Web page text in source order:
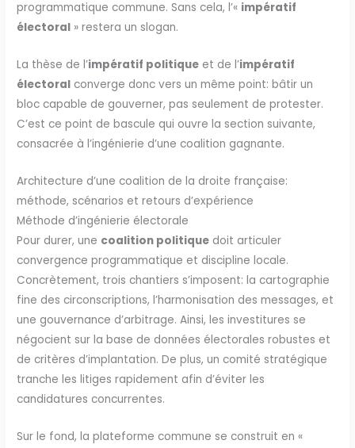
programmatique commune. Sans cela, l’« impératif
électoral » restera un slogan.
La thèse de l’impératif politique et de l’impératif
électoral converge donc vers un même point: bâtir un
bloc capable de gouverner, pas seulement de protester.
C’est ce point de bascule qui ouvre la section suivante,
consacrée à l’ingénierie d’une coalition gagnante.
Architecture d’une coalition de la droite française:
méthode, scénarios et retours d’expérience
Méthode d’ingénierie électorale
Pour durer, une coalition politique doit articuler
convergence programmatique et discipline locale.
Concrètement, trois chantiers s’imposent: la cartographie
fine des circonscriptions, l’harmonisation des messages, et
une gouvernance d’arbitrage. Ainsi, les investitures se
négocient sur la base de données électorales robustes et
de critères d’implantation. De plus, un comité stratégique
tranche les litiges rapidement afin d’éviter les
candidatures concurrentes.
Sur le fond, la plateforme commune se construit en «